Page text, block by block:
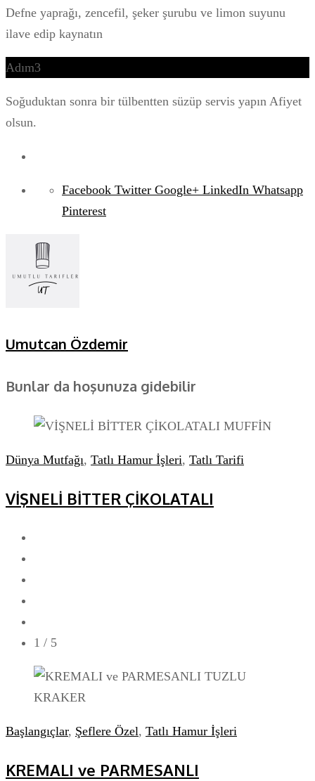
Defne yaprağı, zencefil, şeker şurubu ve limon suyunu
ilave edip kaynatın
Adım3
Soğuduktan sonra bir tülbentten süzüp servis yapın Afiyet
olsun.
Facebook Twitter Google+ LinkedIn Whatsapp
Pinterest
Umutcan Özdemir
Bunlar da hoşunuza gidebilir
Dünya Mutfağı, Tatlı Hamur İşleri, Tatlı Tarifi
VİŞNELİ BİTTER ÇİKOLATALI
1 / 5
Başlangıçlar, Şeflere Özel, Tatlı Hamur İşleri
KREMALI ve PARMESANLI